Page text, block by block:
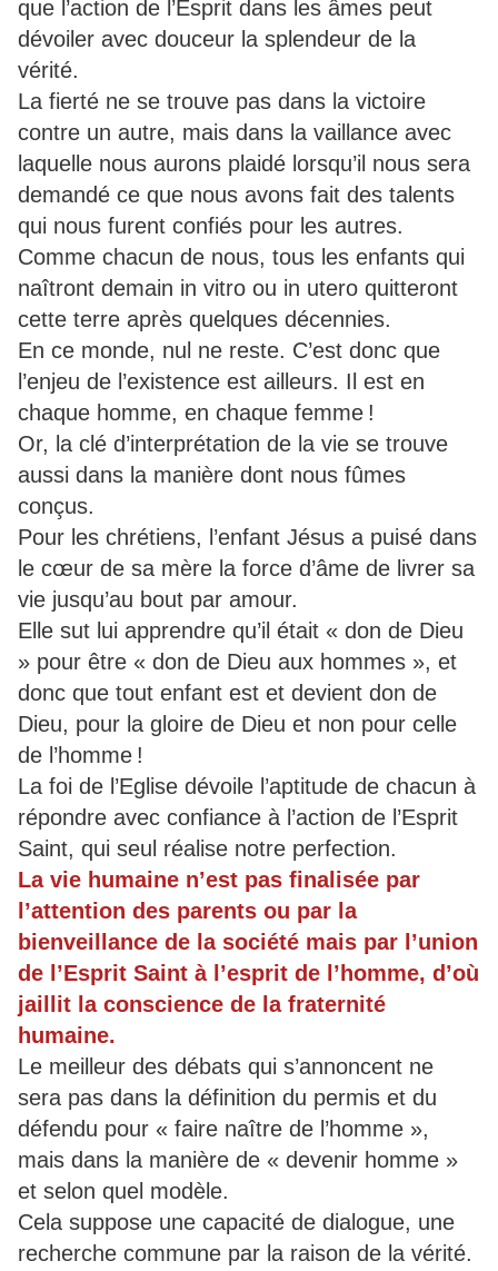
que l’action de l’Esprit dans les âmes peut
dévoiler avec douceur la splendeur de la
vérité.
La fierté ne se trouve pas dans la victoire
contre un autre, mais dans la vaillance avec
laquelle nous aurons plaidé lorsqu’il nous sera
demandé ce que nous avons fait des talents
qui nous furent confiés pour les autres.
Comme chacun de nous, tous les enfants qui
naîtront demain in vitro ou in utero quitteront
cette terre après quelques décennies.
En ce monde, nul ne reste. C’est donc que
l’enjeu de l’existence est ailleurs. Il est en
chaque homme, en chaque femme !
Or, la clé d’interprétation de la vie se trouve
aussi dans la manière dont nous fûmes
conçus.
Pour les chrétiens, l’enfant Jésus a puisé dans
le cœur de sa mère la force d’âme de livrer sa
vie jusqu’au bout par amour.
Elle sut lui apprendre qu’il était « don de Dieu
» pour être « don de Dieu aux hommes », et
donc que tout enfant est et devient don de
Dieu, pour la gloire de Dieu et non pour celle
de l’homme !
La foi de l’Eglise dévoile l’aptitude de chacun à
répondre avec confiance à l’action de l’Esprit
Saint, qui seul réalise notre perfection.
La vie humaine n’est pas finalisée par
l’attention des parents ou par la
bienveillance de la société mais par l’union
de l’Esprit Saint à l’esprit de l’homme, d’où
jaillit la conscience de la fraternité
humaine.
Le meilleur des débats qui s’annoncent ne
sera pas dans la définition du permis et du
défendu pour « faire naître de l’homme »,
mais dans la manière de « devenir homme »
et selon quel modèle.
Cela suppose une capacité de dialogue, une
recherche commune par la raison de la vérité.